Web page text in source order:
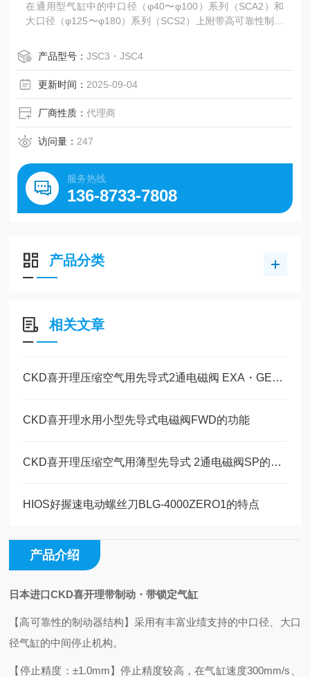
在通用型气缸中的中口径（φ40〜φ100）系列（SCA2）和
大口径（φ125〜φ180）系列（SCS2）上附带高可靠性制动
产品型号：JSC3・JSC4
更新时间： 2025-09-04
厂商性质：代理商
访问量： 247
服务热线
136-8733-7808
产品分类
相关文章
CKD喜开理压缩空气用先导式2通电磁阀 EXA・GEXA的特点
CKD喜开理水用小型先导式电磁阀FWD的功能
CKD喜开理压缩空气用薄型先导式 2通电磁阀SP的特点
HIOS好握速电动螺丝刀BLG-4000ZERO1的特点
产品介绍
日本进口CKD喜开理带制动・带锁定气缸
【高可靠性的制动器结构】 采用有丰富业绩支持的中口径、大口
径气缸的中间停止机构。
【停止精度：±1.0mm】停止精度较高，在气缸速度300mm/s、